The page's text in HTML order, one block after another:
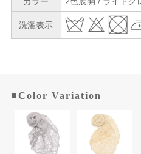
洗濯表示
■Color Variation